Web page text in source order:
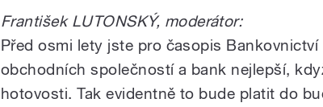
František LUTONSKÝ, moderátor:
Před osmi lety jste pro časopis
obchodních společností a bank nejlepší,
hotovosti. Tak evidentně to bude platit do